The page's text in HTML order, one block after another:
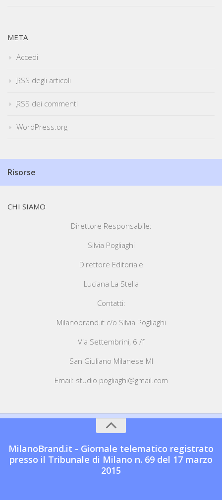
META
Accedi
RSS degli articoli
RSS dei commenti
WordPress.org
Risorse
CHI SIAMO
Direttore Responsabile:
Silvia Pogliaghi
Direttore Editoriale
Luciana La Stella
Contatti:
Milanobrand.it c/o Silvia Pogliaghi
Via Settembrini, 6 /f
San Giuliano Milanese MI
Email: studio.pogliaghi@gmail.com
MilanoBrand.it - Giornale telematico registrato
presso il Tribunale di Milano n. 69 del 17 marzo
2015